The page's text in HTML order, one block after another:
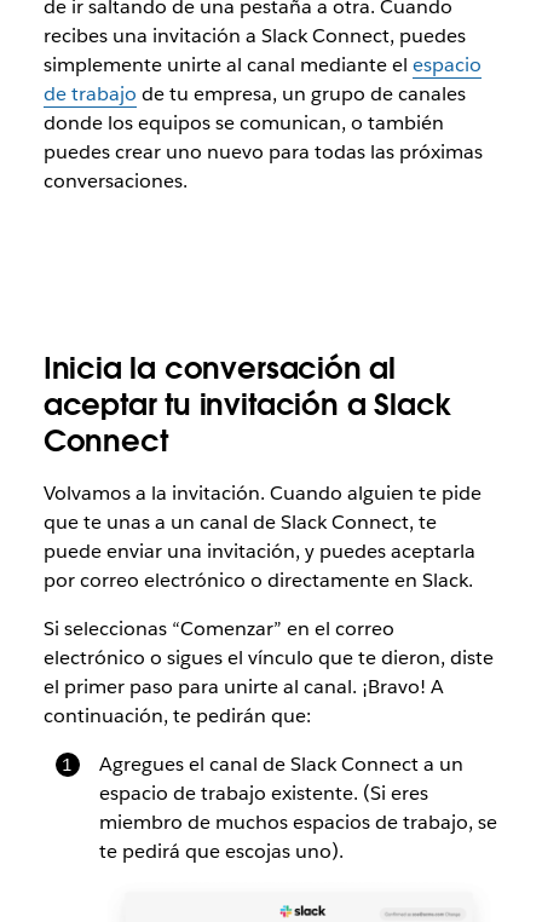
de ir saltando de una pestaña a otra. Cuando
recibes una invitación a Slack Connect, puedes
simplemente unirte al canal mediante el espacio
de trabajo de tu empresa, un grupo de canales
donde los equipos se comunican, o también
puedes crear uno nuevo para todas las próximas
conversaciones.
Inicia la conversación al
aceptar tu invitación a Slack
Connect
Volvamos a la invitación. Cuando alguien te pide
que te unas a un canal de Slack Connect, te
puede enviar una invitación, y puedes aceptarla
por correo electrónico o directamente en Slack.
Si seleccionas “Comenzar” en el correo
electrónico o sigues el vínculo que te dieron, diste
el primer paso para unirte al canal. ¡Bravo! A
continuación, te pedirán que:
Agregues el canal de Slack Connect a un
espacio de trabajo existente. (Si eres
miembro de muchos espacios de trabajo, se
te pedirá que escojas uno).